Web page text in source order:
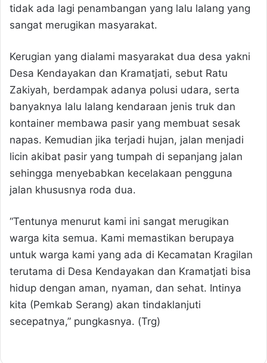
tidak ada lagi penambangan yang lalu lalang yang
sangat merugikan masyarakat.
Kerugian yang dialami masyarakat dua desa yakni
Desa Kendayakan dan Kramatjati, sebut Ratu
Zakiyah, berdampak adanya polusi udara, serta
banyaknya lalu lalang kendaraan jenis truk dan
kontainer membawa pasir yang membuat sesak
napas. Kemudian jika terjadi hujan, jalan menjadi
licin akibat pasir yang tumpah di sepanjang jalan
sehingga menyebabkan kecelakaan pengguna
jalan khususnya roda dua.
“Tentunya menurut kami ini sangat merugikan
warga kita semua. Kami memastikan berupaya
untuk warga kami yang ada di Kecamatan Kragilan
terutama di Desa Kendayakan dan Kramatjati bisa
hidup dengan aman, nyaman, dan sehat. Intinya
kita (Pemkab Serang) akan tindaklanjuti
secepatnya,” pungkasnya. (Trg)